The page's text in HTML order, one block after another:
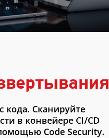
кода. Сканируйте
в конвейере CI/CD
Code Security.